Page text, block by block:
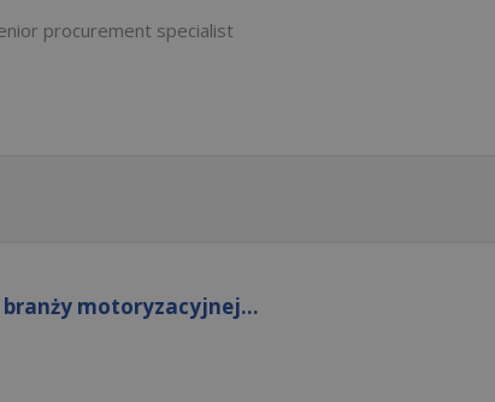
procurement specialist
motoryzacyjnej...